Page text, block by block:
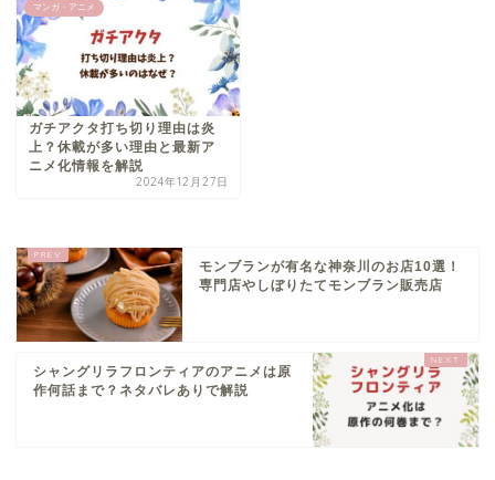
マンガ・アニメ
ガチアクタ打ち切り理由は炎
上？休載が多い理由と最新ア
ニメ化情報を解説
2024年12月27日
モンブランが有名な神奈川のお店10選！
専門店やしぼりたてモンブラン販売店
シャングリラフロンティアのアニメは原
作何話まで？ネタバレありで解説